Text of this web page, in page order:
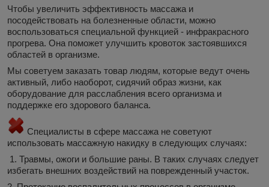
Чтобы увеличить эффективность массажа и
посодействовать на болезненные области, можно
воспользоваться специальной функцией - инфракрасного
прогрева. Она поможет улучшить кровоток застоявшихся
областей в организме.
Мы советуем заказать товар людям, которые ведут очень
активный, либо наоборот, сидячий образ жизни, как
оборудование для расслабления всего организма и
поддержке его здорового баланса.
Специалисты в сфере массажа не советуют
использовать массажную накидку в следующих случаях:
1. Травмы, ожоги и большие раны. В таких случаях следует
избегать внешних воздействий на поврежденный участок.